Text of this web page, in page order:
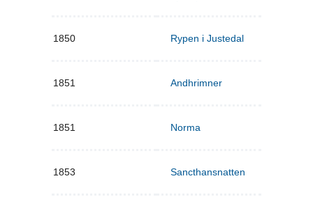
1850 Rypen i Justedal
1851 Andhrimner
1851 Norma
1853 Sancthansnatten